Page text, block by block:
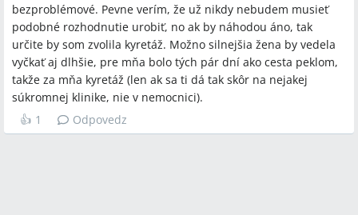
bezproblémové. Pevne verím, že už nikdy nebudem musieť
podobné rozhodnutie urobiť, no ak by náhodou áno, tak
určite by som zvolila kyretáž. Možno silnejšia žena by vedela
vyčkať aj dlhšie, pre mňa bolo tých pár dní ako cesta peklom,
takže za mňa kyretáž (len ak sa ti dá tak skôr na nejakej
súkromnej klinike, nie v nemocnici).
👍 1 Odpovedz